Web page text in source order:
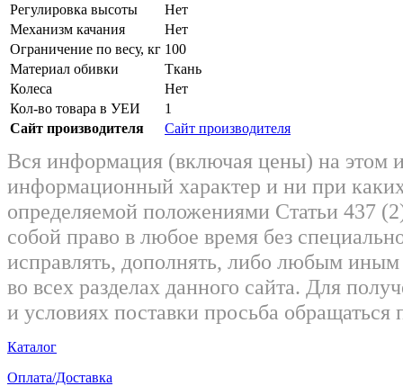
Регулировка высоты
Нет
Механизм качания
Нет
Ограничение по весу, кг 100
Материал обивки
Ткань
Колеса
Нет
Кол-во товара в УЕИ
1
Сайт производителя
Сайт производителя
Вся информация (включая цены) на этом
информационный характер и ни при
определяемой положениями Статьи 437
собой право в любое время без
исправлять, дополнять, либо любым
во всех разделах данного сайта. Для
и условиях поставки просьба
Каталог
Оплата/Доставка